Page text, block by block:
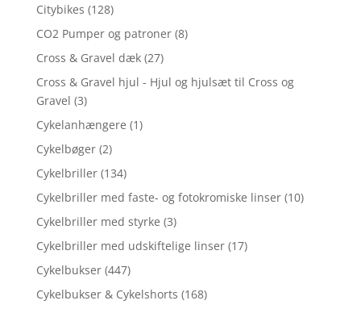
Citybikes (128)
CO2 Pumper og patroner (8)
Cross & Gravel dæk (27)
Cross & Gravel hjul - Hjul og hjulsæt til Cross og
Gravel (3)
Cykelanhængere (1)
Cykelbøger (2)
Cykelbriller (134)
Cykelbriller med faste- og fotokromiske linser (10)
Cykelbriller med styrke (3)
Cykelbriller med udskiftelige linser (17)
Cykelbukser (447)
Cykelbukser & Cykelshorts (168)